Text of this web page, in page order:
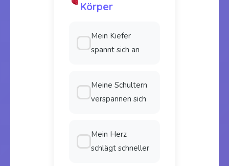
Körper
Mein Kiefer
spannt sich an
Meine Schultern
verspannen sich
Mein Herz
schlägt schneller